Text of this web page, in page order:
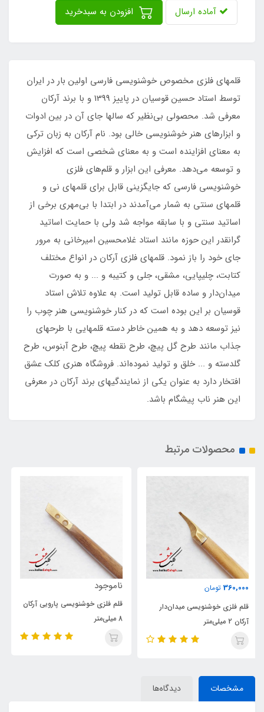
آماده ارسال
قلمهای فلزی مخصوص خوشنویسی فارسی اولین بار در ایران
توسط استاد حسین قوسیان در پاییز 1399 و با برند آرکان
معرفی شد. محصولی بی‌نظیر که سالها جای آن در بین ادوات
و ابزارهای هنر خوشنویسی خالی بود. نام آرکان به زبان ترکی
به معنای افزاینده است و به معنای شخصی است که افزایش
و توسعه می‌دهد. معرفی این ابزار و قلم‌های فلزی
خوشنویسی فارسی که جایگزینی قابل برای قلمهای نی و
قلمهای سنتی به شمار می‌آمدند در ابتدا با بی‌مهری برخی از
اساتید سنتی و با سابقه مواجه شد ولی با حمایت اساتید
گرانقدر این حوزه مانند استاد غلامحسین امیرخانی به مرور
جای خود را باز نمود. قلمهای فلزی آرکان در انواع مختلف
کتابت، چلیپایی، مشقی، جلی و کتیبه و ... و به صورت
میدان‌دار و ساده قابل تولید است. به علاوه تلاش استاد
قوسیان بر این بوده است که در کنار خوشنویسی هنر چوب را
نیز توسعه دهد و به همین خاطر دسته‌ قلمهایی با طرحهای
جذاب مانند طرح گل پیچ، طرح نقطه پیچ، طرح آبنوس، طرح
گلدسته و ... خلق و تولید نموده‌اند. فروشگاه هنری کلک عشق
افتخار دارد به عنوان یکی از نمایندگیهای برند آرکان در معرفی
این هنر ناب پیشگام باشد.
محصولات مرتبط
ناموجود
قلم فلزی خوشنویسی پارویی آرکان
8 میلی‌متر
ناموجود
قلم فلزی خوشنویسی پارویی آرکان
۴ میلی‌متر
مشخصات دیدگاه‌ها